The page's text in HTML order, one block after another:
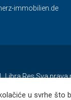
immobilien.de
Libra Res Sva prava
u svrhe što